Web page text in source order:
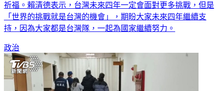
祈福。賴清德表示，台灣未來四年一定會面對更多挑戰，但是
「世界的挑戰就是台灣的機會」，期盼大家未來四年繼續支
持，因為大家都是台灣隊，一起為國家繼續努力。
政治